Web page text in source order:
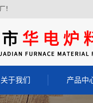
！
关于我们 产品中